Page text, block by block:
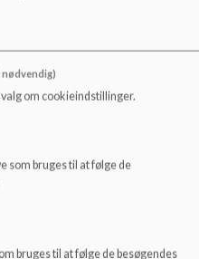
gennem de sidste
historiske perspektiv.
i temaer. Der kan fx være et
eller sanger,
vil der også være teori.
at spille musik hele tiden
skemaet.
ser en dokumentar, eller
del skal eleven være opsat
selve sammenspillet.
om cookieindstillinger.
som bruges til at følge de
bruges til at følge de besøgendes